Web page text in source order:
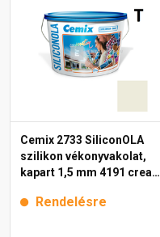
Cemix 2733 SiliconOLA
szilikon vékonyvakolat,
kapart 1,5 mm 4191 cream
Rendelésre